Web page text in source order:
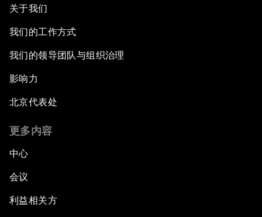
关于我们
我们的工作方式
我们的领导团队与组织治理
影响力
北京代表处
更多内容
中心
会议
利益相关方